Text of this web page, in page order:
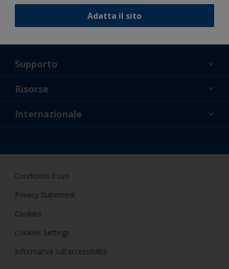
Adatta il sito
Supporto
Chi Siamo
Risorse
Novità
Internazionale
Condizioni d'uso
Privacy Statement
Cookies
Cookies Settings
Informativa sull'accessibilità